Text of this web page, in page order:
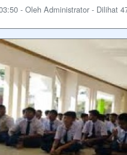
- Oleh Administrator - Dilihat